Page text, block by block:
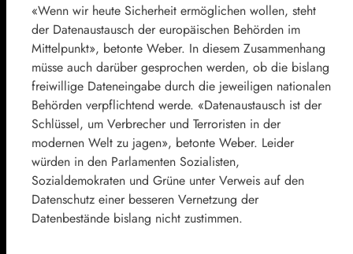
«Wenn wir heute Sicherheit ermöglichen wollen, steht
der Datenaustausch der europäischen Behörden im
Mittelpunkt», betonte Weber. In diesem Zusammenhang
müsse auch darüber gesprochen werden, ob die bislang
freiwillige Dateneingabe durch die jeweiligen nationalen
Behörden verpflichtend werde. «Datenaustausch ist der
Schlüssel, um Verbrecher und Terroristen in der
modernen Welt zu jagen», betonte Weber. Leider
würden in den Parlamenten Sozialisten,
Sozialdemokraten und Grüne unter Verweis auf den
Datenschutz einer besseren Vernetzung der
Datenbestände bislang nicht zustimmen.